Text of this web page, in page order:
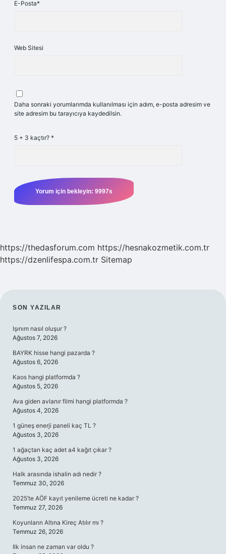
E-Posta*
Web Sitesi
Daha sonraki yorumlarımda kullanılması için adım, e-posta adresim ve
site adresim bu tarayıcıya kaydedilsin.
5 + 3 kaçtır? *
https://thedasforum.com https://hesnakozmetik.com.tr
https://dzenlifespa.com.tr Sitemap
SIDEBAR
SON YAZILAR
Işınım nasıl oluşur ?
Ağustos 7, 2026
BAYRK hisse hangi pazarda ?
Ağustos 6, 2026
Kaos hangi platformda ?
Ağustos 5, 2026
Ava giden avlanır filmi hangi platformda ?
Ağustos 4, 2026
1 güneş enerji paneli kaç TL ?
Ağustos 3, 2026
1 ağaçtan kaç adet a4 kağıt çıkar ?
Ağustos 3, 2026
Halk arasında ishalin adı nedir ?
Temmuz 30, 2026
2025’te AÖF kayıt yenileme ücreti ne kadar ?
Temmuz 27, 2026
Koyunların Altına Kireç Atılır mı ?
Temmuz 26, 2026
Ilk insan ne zaman var oldu ?